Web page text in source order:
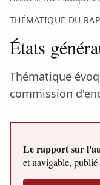
THÉMATIQUE DU
États
Thématique
commission
Le rapport sur
et navigable, publié